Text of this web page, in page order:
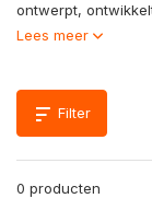
ontwerpt,
Lees meer
Filter
0 producten